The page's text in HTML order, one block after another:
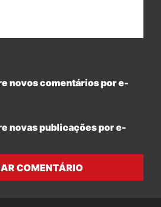
novos comentários por e-
novas publicações por e-
COMENTÁRIO